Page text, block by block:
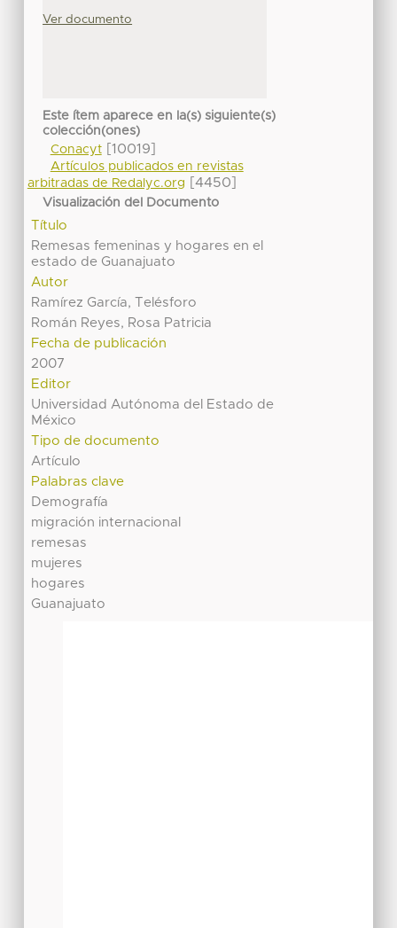
Ver documento
Este ítem aparece en la(s) siguiente(s)
colección(ones)
Conacyt[10019]
Artículos publicados en revistas
arbitradas de Redalyc.org
[4450]
Visualización del Documento
Título
Remesas femeninas y hogares en el
estado de Guanajuato
Autor
Ramírez García, Telésforo
Román Reyes, Rosa Patricia
Fecha de publicación
2007
Editor
Universidad Autónoma del Estado de
México
Tipo de documento
Artículo
Palabras clave
Demografía
migración internacional
remesas
mujeres
hogares
Guanajuato